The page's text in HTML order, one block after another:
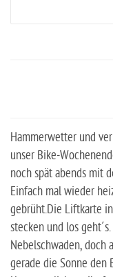
Hammerwetter und
unser Bike-
noch spät abends mit
Einfach mal wieder
gebrüht.Die Liftkarte
stecken und los
Nebelschwaden, doch
gerade die Sonne den